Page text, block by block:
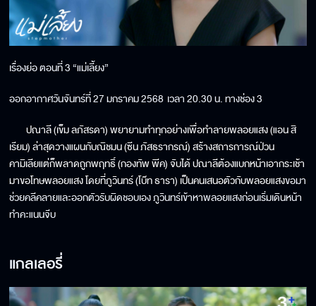
เรื่องย่อ ตอนที่ 3 “แม่เลี้ยง”
ออกอากาศวันจันทร์ที่ 27 มกราคม 2568 เวลา 20.30 น. ทางช่อง 3
ปณาลี (เข็ม ลภัสรดา) พยายามทำทุกอย่างเพื่อทำลายพลอยแสง (แอน สิ
เรียม) ล่าสุดวางแผนกับณิชมน (ซีน ภัสธรากรณ์) สร้างสถารการณ์ป่วน
คามิเลียแต่ก็พลาดถูกพฤทธิ์ (กองทัพ พีค) จับได้ ปณาลีต้องแบกหน้าเอากระเช้า
มาขอโทษพลอยแสง โดยที่ภูวินทร์ (โบ๊ท ธารา) เป็นคนเสนอตัวกับพลอยแสงขอมา
ช่วยคลีคลายและออกตัวรับผิดชอบเอง ภูวินทร์เข้าหาพลอยแสงก่อนเริ่มเดินหน้า
ทำคะแนนจีบ
แกลเลอรี่